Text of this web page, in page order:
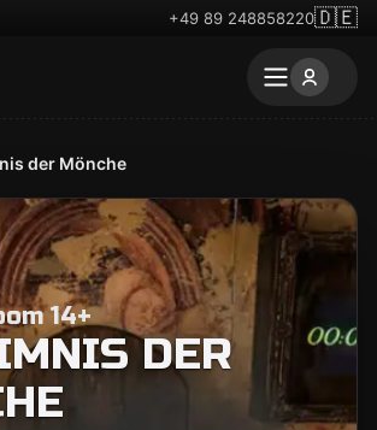
+49 89 248858220🇩🇪
der Mönche
14+
DER